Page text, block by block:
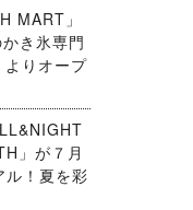
MART」
き氷専門
りオープ
」が７月
ル！夏を彩